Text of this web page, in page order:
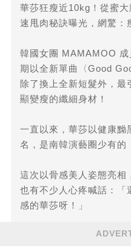
華莎狂瘦近10kg！從蜜
速甩肉秘訣曝光，網驚：
韓國女團 MAMAMOO
期以全新單曲〈Good
除了換上全新短髮外，最
顯變瘦的纖細身材！
一直以來，華莎以健康黝
名，是南韓演藝圈少有的
這次以骨感美人姿態亮相
也有不少人心疼喊話：「
感的華莎呀！」